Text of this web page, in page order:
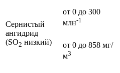
Сернистый
ангидрид
(SO2 низкий)
от 0 до 300
млн-1
от 0 до 858 мг/
м3